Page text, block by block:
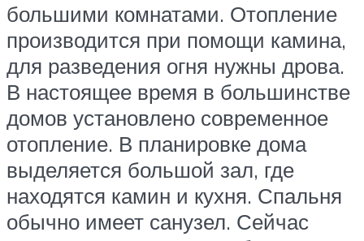
большими комнатами. Отопление
производится при помощи камина,
для разведения огня нужны дрова.
В настоящее время в большинстве
домов установлено современное
отопление. В планировке дома
выделяется большой зал, где
находятся камин и кухня. Спальня
обычно имеет санузел. Сейчас